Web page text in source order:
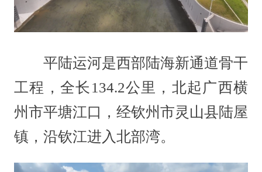
平陆运河是西部陆海新通道骨干
工程，全长134.2公里，北起广西横
州市平塘江口，经钦州市灵山县陆屋
镇，沿钦江进入北部湾。